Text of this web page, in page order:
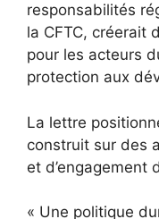
responsabilités
la CFTC, créerait
pour les acteurs
protection aux
La lettre
construit sur des
et d’engagement
« Une politique